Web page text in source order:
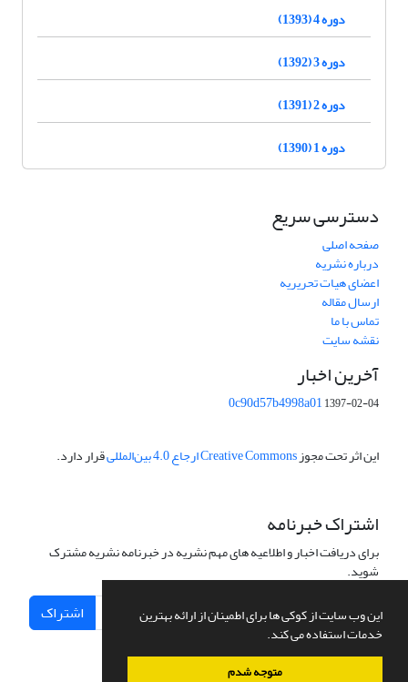
این وب سایت از کوکی ها برای اطمینان از ارائه بهترین
خدمات استفاده می کند.
متوجه شدم
دوره 4 (1393)
دوره 3 (1392)
دوره 2 (1391)
دوره 1 (1390)
دسترسی سریع
صفحه اصلی
درباره نشریه
اعضای هیات تحریریه
ارسال مقاله
تماس با ما
نقشه سایت
آخرین اخبار
0c90d57b4998a011397-02-04
این اثر تحت مجوزCreative Commons ارجاع 4.0 بین‌المللی قرار دارد.
اشتراک خبرنامه
برای دریافت اخبار و اطلاعیه های مهم نشریه در خبرنامه نشریه مشترک
شوید.
اشتراک